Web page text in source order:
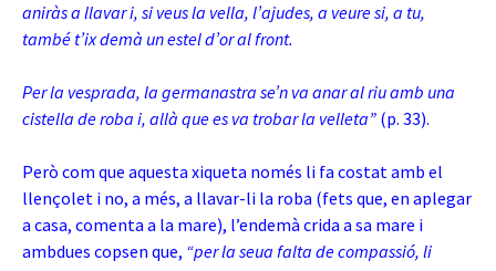
aniràs a llavar i, si veus la vella, l’ajudes, a veure si, a tu,
també t’ix demà un estel d’or al front.
Per la vesprada, la germanastra se’n va anar al riu amb una
cistella de roba i, allà que es va trobar la velleta” (p. 33).
Però com que aquesta xiqueta només li fa costat amb el
llençolet i no, a més, a llavar-li la roba (fets que, en aplegar
a casa, comenta a la mare), l’endemà crida a sa mare i
ambdues copsen que, “per la seua falta de compassió, li